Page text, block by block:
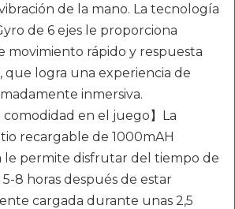
de la mano. La tecnología
de 6 ejes le proporciona
movimiento rápido y respuesta
que logra una experiencia de
inmersiva.
comodidad en el juego】La
recargable de 1000mAH
le permite disfrutar del tiempo de
8 horas después de estar
cargada durante unas 2,5